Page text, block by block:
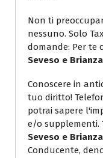
Non ti
nessuno. Solo
domande: Per te
Seveso e Brianza
Conoscere in
tuo diritto!
potrai sapere
e/o supplementi.
Seveso e Brianza
Conducente,